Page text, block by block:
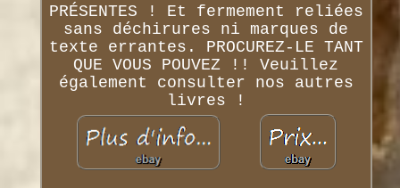
PRÉSENTES ! Et fermement reliées
sans déchirures ni marques de
texte errantes. PROCUREZ-LE TANT
QUE VOUS POUVEZ !! Veuillez
également consulter nos autres
livres !